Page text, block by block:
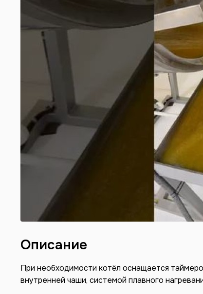
Описание
При необходимости котёл оснащается
внутренней чаши, системой плавного